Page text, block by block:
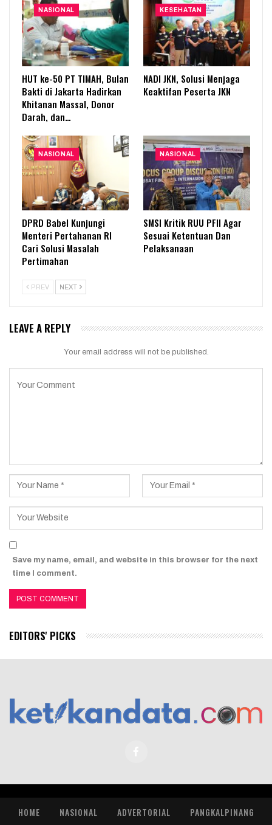
NASIONAL
HUT ke-50 PT TIMAH, Bulan
Bakti di Jakarta Hadirkan
Khitanan Massal, Donor
Darah, dan…
KESEHATAN
NADI JKN, Solusi Menjaga
Keaktifan Peserta JKN
NASIONAL
DPRD Babel Kunjungi
Menteri Pertahanan RI
Cari Solusi Masalah
Pertimahan
NASIONAL
SMSI Kritik RUU PFII Agar
Sesuai Ketentuan Dan
Pelaksanaan
PREV NEXT
LEAVE A REPLY
Your email address will not be published.
Save my name, email, and website in this browser for the next
time I comment.
EDITORS' PICKS
HOME NASIONAL ADVERTORIAL PANGKALPINANG